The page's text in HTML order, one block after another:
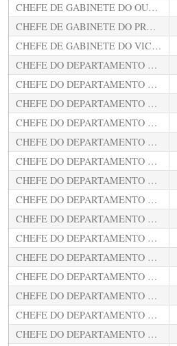
CHEFE DE GABINETE DO OUVIDOR
CHEFE DE GABINETE DO PROCURADOR GERAL
CHEFE DE GABINETE DO VICE-PRESIDENTE
CHEFE DO DEPARTAMENTO DA PRIMEIRA CÂMARA
CHEFE DO DEPARTAMENTO DA SEGUNDA CÂMARA
CHEFE DO DEPARTAMENTO DE AUDITORIA DE DESESTATIZAÇÕES, CONCESSÕES E PREÇOS PÚBLICOS
CHEFE DO DEPARTAMENTO DE AUDITORIA DE TRANSFERÊNCIAS VOLUNTÁRIAS
CHEFE DO DEPARTAMENTO DE AUDITORIA EM EDUCAÇÃO
CHEFE DO DEPARTAMENTO DE AUDITORIA EM SAÚDE
CHEFE DO DEPARTAMENTO DE AUDITORIA OPERACIONAL
CHEFE DO DEPARTAMENTO DE AUTUAÇÃO, ESTRUTURA E DISTRIBUÍÇÃO PROCESSUAL
CHEFE DO DEPARTAMENTO DE GESTÃO ADMINISTRATIVA E FINANCEIRA DA ESCOLA DE CONTAS PÚBLICAS
CHEFE DO DEPARTAMENTO DE GESTÃO DE PESSOAS
CHEFE DO DEPARTAMENTO DE INFORMAÇÕES ESTRATÉGICAS
CHEFE DO DEPARTAMENTO DE MÍDIAS SOCIAIS E TRANSPARÊNCIA
CHEFE DO DEPARTAMENTO DE PESSOAL E DOCUMENTAÇÃO
CHEFE DO DEPARTAMENTO DE PLANEJAMENTO E ORGANIZAÇÃO
CHEFE DO DEPARTAMENTO DE REGISTRO E EXECUÇÃO DAS DECISÕES